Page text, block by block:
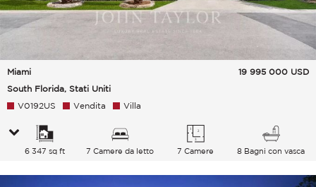
Miami
South Florida, Stati Uniti
19 995 000 USD
V0192US Vendita Villa
6 347 sq ft 7 Camere da letto 7 Camere 8 Bagni con vasca